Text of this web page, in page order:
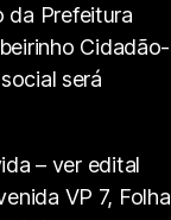
da Prefeitura
Cidadão-
será
– ver edital
VP 7, Folha